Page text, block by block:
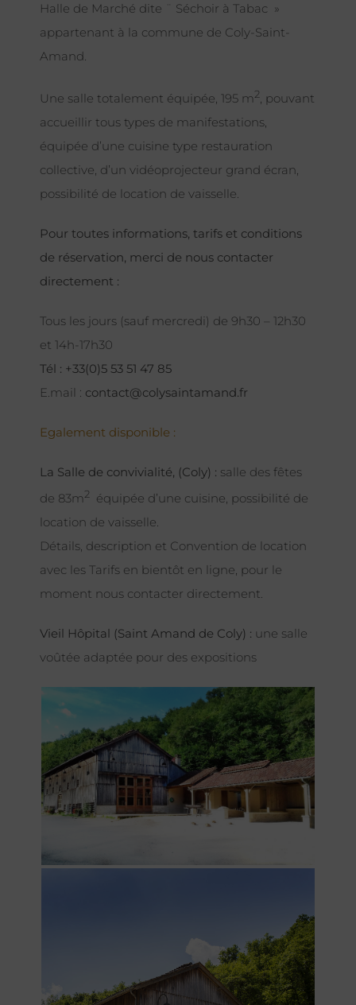
Halle de Marché dite ¨ Séchoir à Tabac »
appartenant à la commune de Coly-Saint-
Amand.
Une salle totalement équipée, 195 m2, pouvant
accueillir tous types de manifestations,
équipée d’une cuisine type restauration
collective, d’un vidéoprojecteur grand écran,
possibilité de location de vaisselle.
Pour toutes informations, tarifs et conditions
de réservation, merci de nous contacter
directement :
Tous les jours (sauf mercredi) de 9h30 – 12h30
et 14h-17h30
Tél : +33(0)5 53 51 47 85
E.mail : contact@colysaintamand.fr
Egalement disponible :
La Salle de convivialité, (Coly) : salle des fêtes
de 83m2 équipée d’une cuisine, possibilité de
location de vaisselle.
Détails, description et Convention de location
avec les Tarifs en bientôt en ligne, pour le
moment nous contacter directement.
Vieil Hôpital (Saint Amand de Coly) : une salle
voûtée adaptée pour des expositions